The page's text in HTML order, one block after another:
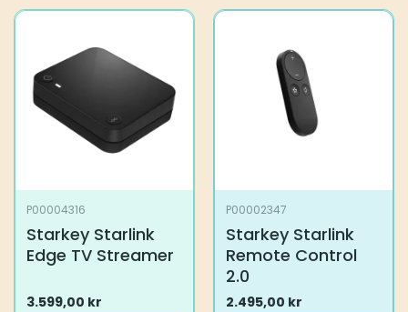
P00004316
Starkey Starlink
Edge TV Streamer
3.599,00 kr
P00002347
Starkey Starlink
Remote Control
2.0
2.495,00 kr